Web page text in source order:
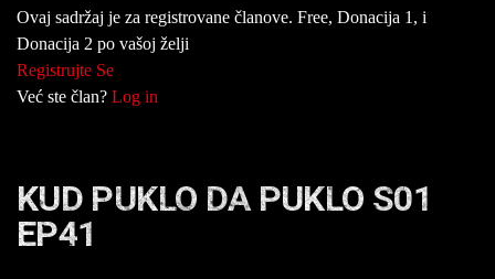
Ovaj sadržaj je za registrovane članove. Free, Donacija 1, i
Donacija 2 po vašoj želji
Registrujte Se
Već ste član? Log in
KUD PUKLO DA PUKLO S01
EP41